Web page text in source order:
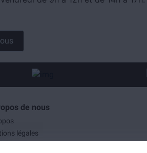
de nous
légales
générales de ventes